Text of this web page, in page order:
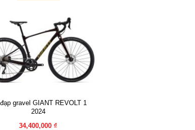
gravel GIANT REVOLT 1
2024
34,400,000 ₫